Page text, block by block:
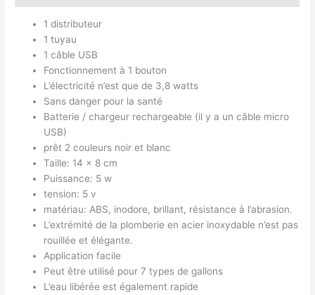
1 distributeur
1 tuyau
1 câble USB
Fonctionnement à 1 bouton
L’électricité n’est que de 3,8 watts
Sans danger pour la santé
Batterie / chargeur rechargeable (il y a un câble micro
USB)
prêt 2 couleurs noir et blanc
Taille: 14 x 8 cm
Puissance: 5 w
tension: 5 v
matériau: ABS, inodore, brillant, résistance à l’abrasion.
L’extrémité de la plomberie en acier inoxydable n’est pas
rouillée et élégante.
Application facile
Peut être utilisé pour 7 types de gallons
L’eau libérée est également rapide